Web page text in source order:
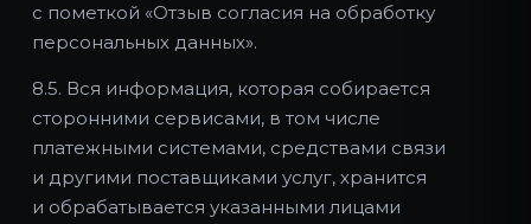
с пометкой «Отзыв согласия на обработку
персональных данных».
8.5. Вся информация, которая собирается
сторонними сервисами, в том числе
платежными системами, средствами связи
и другими поставщиками услуг, хранится
и обрабатывается указанными лицами